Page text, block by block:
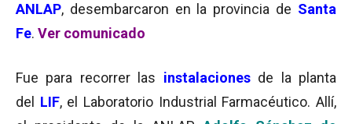
ANLAP, desembarcaron en la provincia de Santa
Fe. Ver comunicado
Fue para recorrer las instalaciones de la planta
del LIF, el Laboratorio Industrial Farmacéutico. Allí,